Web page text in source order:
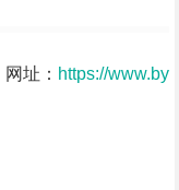
址： https://www.by